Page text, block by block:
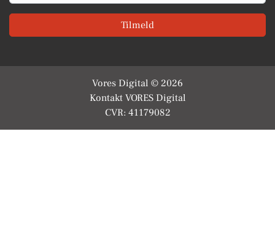
Tilmeld
Vores Digital © 2026
Kontakt VORES Digital
CVR: 41179082